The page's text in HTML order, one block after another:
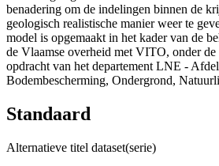
benadering om de indelingen binnen de
geologisch realistische manier weer te
model is opgemaakt in het kader van de
de Vlaamse overheid met VITO, onder
opdracht van het departement LNE -
Bodembescherming, Ondergrond,
Standaard
Alternatieve titel dataset(serie)